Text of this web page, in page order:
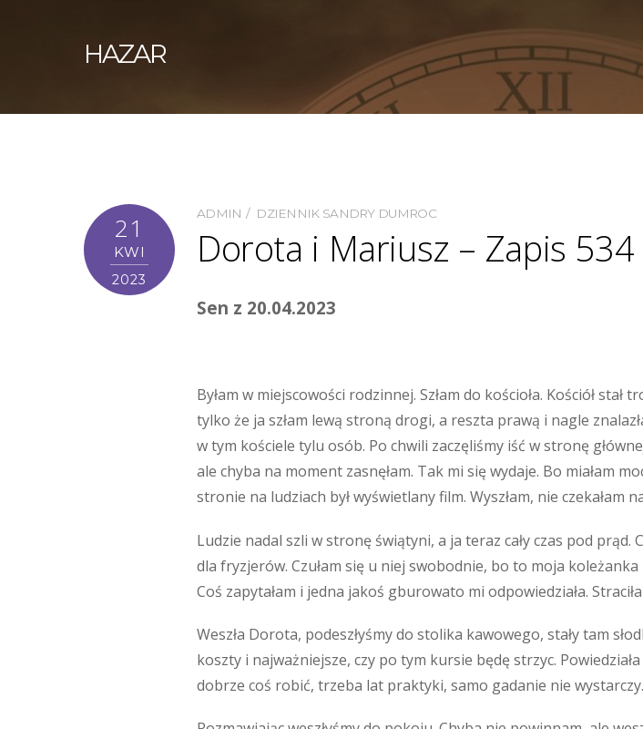
HAZAR
21
KWI
2023
ADMIN DZIENNIK SANDRY DUMROC
Dorota i Mariusz – Zapis 534
Sen z 20.04.2023
Byłam w miejscowości rodzinnej. Szłam do kościoła. Kościół
tylko że ja szłam lewą stroną drogi, a reszta prawą i nagle
w tym kościele tylu osób. Po chwili zaczęliśmy iść w stronę
ale chyba na moment zasnęłam. Tak mi się wydaje. Bo miałam
stronie na ludziach był wyświetlany film. Wyszłam, nie czekałam
Ludzie nadal szli w stronę świątyni, a ja teraz cały czas pod prąd.
dla fryzjerów. Czułam się u niej swobodnie, bo to moja
Coś zapytałam i jedna jakoś gburowato mi odpowiedziała.
Weszła Dorota, podeszłyśmy do stolika kawowego, stały tam
koszty i najważniejsze, czy po tym kursie będę strzyc.
dobrze coś robić, trzeba lat praktyki, samo gadanie nie wystarczy.